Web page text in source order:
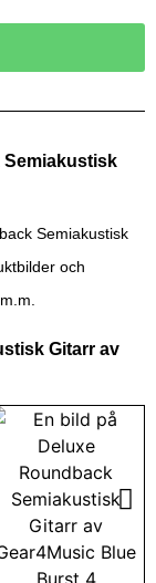
Semiakustisk
Semiakustisk
och
Gitarr av